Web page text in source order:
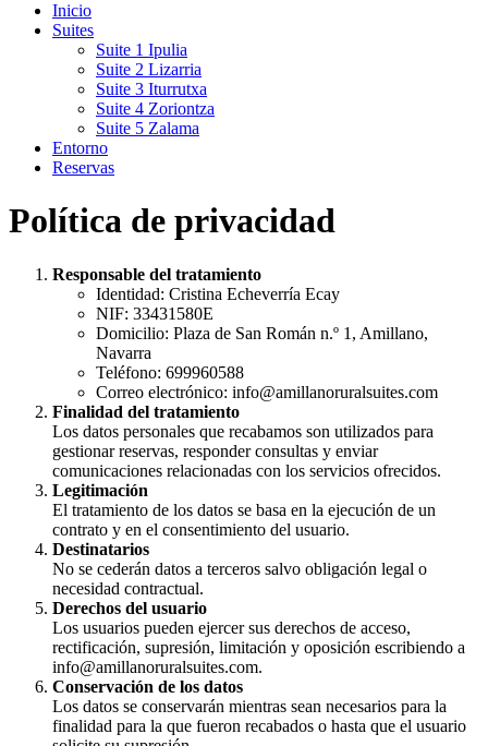
Inicio
Suites
Suite 1 Ipulia
Suite 2 Lizarria
Suite 3 Iturrutxa
Suite 4 Zoriontza
Suite 5 Zalama
Entorno
Reservas
Política de privacidad
Responsable del tratamiento
Identidad: Cristina Echeverría Ecay
NIF: 33431580E
Domicilio: Plaza de San Román n.º 1, Amillano,
Navarra
Teléfono: 699960588
Correo electrónico: info@amillanoruralsuites.com
Finalidad del tratamiento
Los datos personales que recabamos son utilizados para
gestionar reservas, responder consultas y enviar
comunicaciones relacionadas con los servicios ofrecidos.
Legitimación
El tratamiento de los datos se basa en la ejecución de un
contrato y en el consentimiento del usuario.
Destinatarios
No se cederán datos a terceros salvo obligación legal o
necesidad contractual.
Derechos del usuario
Los usuarios pueden ejercer sus derechos de acceso,
rectificación, supresión, limitación y oposición escribiendo a
info@amillanoruralsuites.com.
Conservación de los datos
Los datos se conservarán mientras sean necesarios para la
finalidad para la que fueron recabados o hasta que el usuario